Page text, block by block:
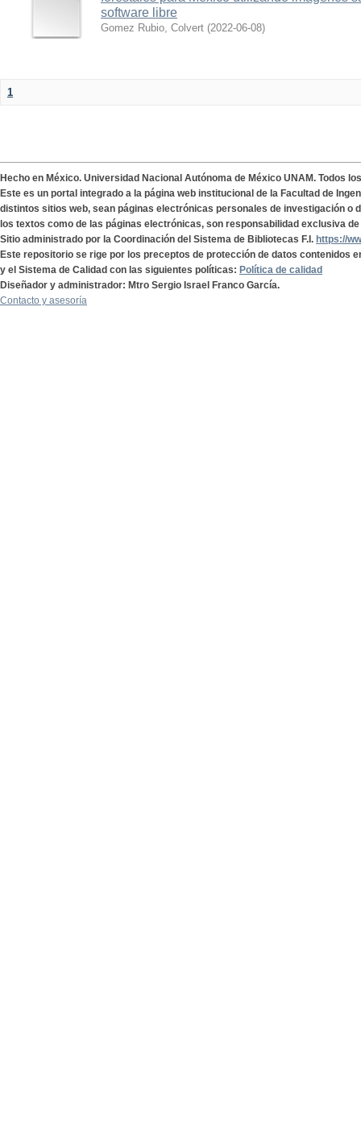
software libre
Gomez Rubio, Colvert (2022-06-08)
1
Hecho en México. Universidad Nacional Autónoma de México UNAM. Todos
Este es un portal integrado a la página web institucional de la Facultad de
distintos sitios web, sean páginas electrónicas personales de investigación o
los textos como de las páginas electrónicas, son responsabilidad exclusiva
Sitio administrado por la Coordinación del Sistema de Bibliotecas F.I. https://
Este repositorio se rige por los preceptos de protección de datos contenidos
y el Sistema de Calidad con las siguientes políticas: Política de calidad
Diseñador y administrador: Mtro Sergio Israel Franco García.
Contacto y asesoría